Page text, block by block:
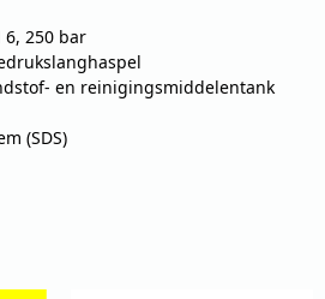
250 bar
en reinigingsmiddelentank
(SDS)